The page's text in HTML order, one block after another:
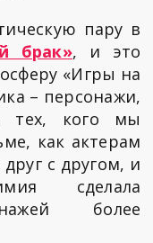
пару в
брак», и это
«Игры на
– персонажи,
тех, кого мы
как актерам
с другом, и
сделала
более